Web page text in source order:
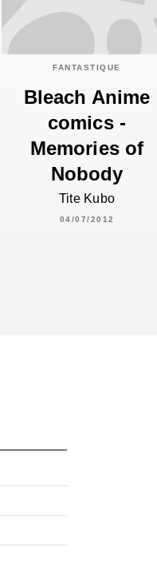
FANTASTIQUE
Bleach Anime
comics -
Memories of
Nobody
Tite Kubo
04/07/2012